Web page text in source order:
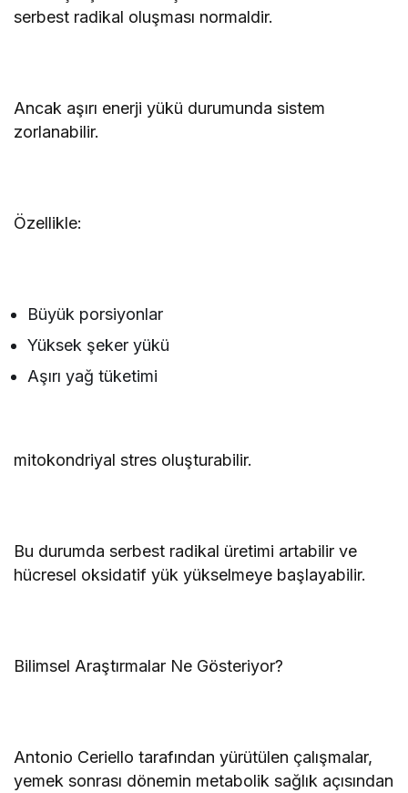
serbest radikal oluşması normaldir.
Ancak aşırı enerji yükü durumunda sistem
zorlanabilir.
Özellikle:
Büyük porsiyonlar
Yüksek şeker yükü
Aşırı yağ tüketimi
mitokondriyal stres oluşturabilir.
Bu durumda serbest radikal üretimi artabilir ve
hücresel oksidatif yük yükselmeye başlayabilir.
Bilimsel Araştırmalar Ne Gösteriyor?
Antonio Ceriello tarafından yürütülen çalışmalar,
yemek sonrası dönemin metabolik sağlık açısından